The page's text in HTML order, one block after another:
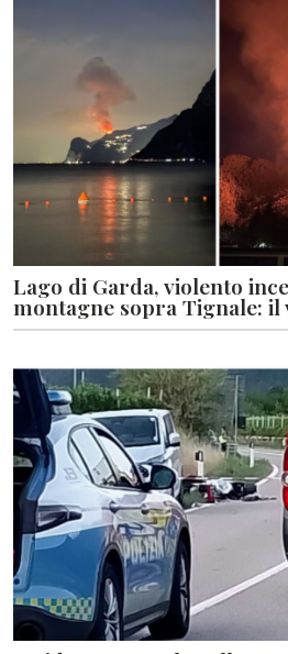
Lago di Garda, violento
montagne sopra Tignale: il